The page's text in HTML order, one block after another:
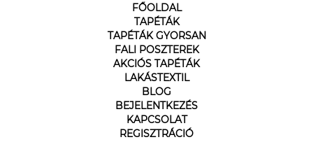
FŐOLDAL
TAPÉTÁK
TAPÉTÁK GYORSAN
FALI POSZTEREK
AKCIÓS TAPÉTÁK
LAKÁSTEXTIL
BLOG
BEJELENTKEZÉS
KAPCSOLAT
REGISZTRÁCIÓ